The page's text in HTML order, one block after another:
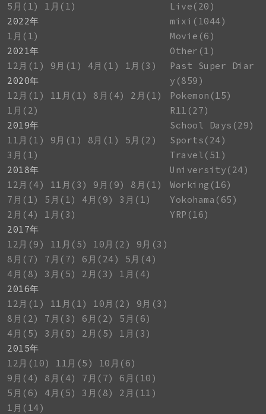
5月(1)
1月(1)
2022年
1月(1)
2021年
12月(1)
9月(1) 4月(1)
1月(3)
2020年
12月(1)
11月(1) 8月(4)
2月(1)
1月(2)
2019年
11月(1)
9月(1) 8月(1)
5月(2)
3月(1)
2018年
12月(4)
11月(3) 9月(9)
8月(1)
7月(1)
5月(1) 4月(9)
3月(1)
2月(4)
1月(3)
2017年
12月(9)
11月(5) 10月(2)
9月(3)
8月(7)
7月(7) 6月(24)
5月(4)
4月(8)
3月(5) 2月(3)
1月(4)
2016年
12月(1)
11月(1) 10月(2)
9月(3)
8月(2)
7月(3) 6月(2)
5月(6)
4月(5)
3月(5) 2月(5)
1月(3)
2015年
12月(10)
11月(5)
10月(6)
9月(4)
8月(4) 7月(7)
6月(10)
5月(6)
4月(5) 3月(8)
2月(11)
1月(14)
Live(20)
mixi(1044)
Movie(6)
Other(1)
Past Super Diar
y(859)
Pokemon(15)
R11(27)
School Days(29)
Sports(24)
Travel(51)
University(24)
Working(16)
Yokohama(65)
YRP(16)